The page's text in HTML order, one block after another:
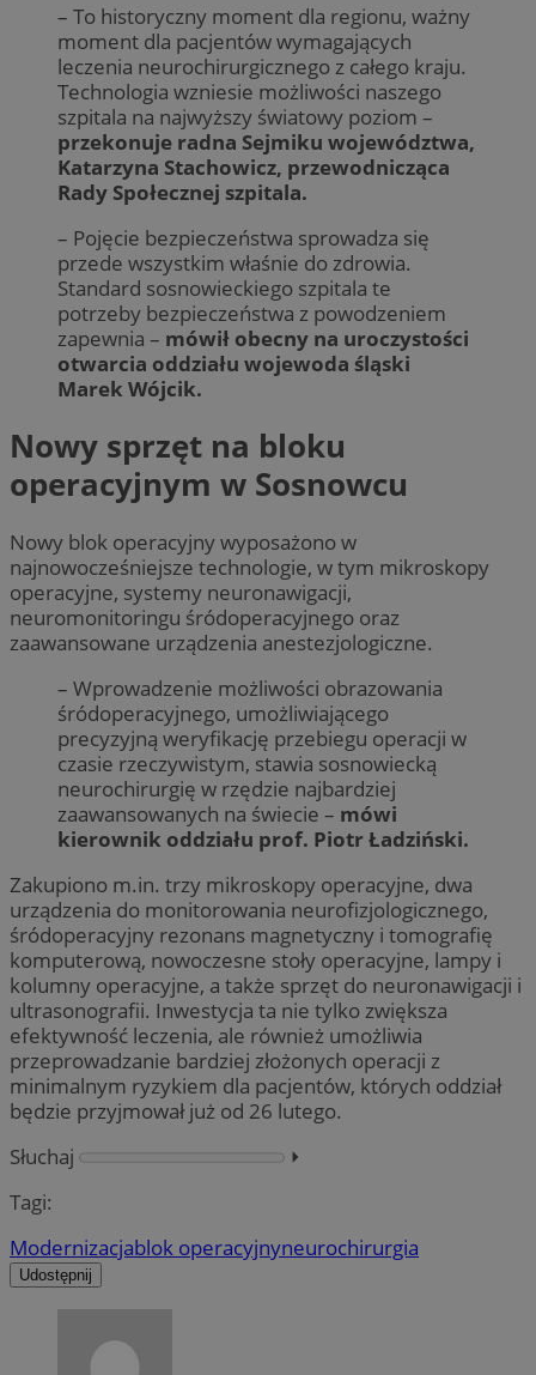
– To historyczny moment dla regionu, ważny
moment dla pacjentów wymagających
leczenia neurochirurgicznego z całego kraju.
Technologia wzniesie możliwości naszego
szpitala na najwyższy światowy poziom –
przekonuje radna Sejmiku województwa,
Katarzyna Stachowicz, przewodnicząca
Rady Społecznej szpitala.
– Pojęcie bezpieczeństwa sprowadza się
przede wszystkim właśnie do zdrowia.
Standard sosnowieckiego szpitala te
potrzeby bezpieczeństwa z powodzeniem
zapewnia – mówił obecny na uroczystości
otwarcia oddziału wojewoda śląski
Marek Wójcik.
Nowy sprzęt na bloku
operacyjnym w Sosnowcu
Nowy blok operacyjny wyposażono w
najnowocześniejsze technologie, w tym mikroskopy
operacyjne, systemy neuronawigacji,
neuromonitoringu śródoperacyjnego oraz
zaawansowane urządzenia anestezjologiczne.
– Wprowadzenie możliwości obrazowania
śródoperacyjnego, umożliwiającego
precyzyjną weryfikację przebiegu operacji w
czasie rzeczywistym, stawia sosnowiecką
neurochirurgię w rzędzie najbardziej
zaawansowanych na świecie – mówi
kierownik oddziału prof. Piotr Ładziński.
Zakupiono m.in. trzy mikroskopy operacyjne, dwa
urządzenia do monitorowania neurofizjologicznego,
śródoperacyjny rezonans magnetyczny i tomografię
komputerową, nowoczesne stoły operacyjne, lampy i
kolumny operacyjne, a także sprzęt do neuronawigacji i
ultrasonografii. Inwestycja ta nie tylko zwiększa
efektywność leczenia, ale również umożliwia
przeprowadzanie bardziej złożonych operacji z
minimalnym ryzykiem dla pacjentów, których oddział
będzie przyjmował już od 26 lutego.
Słuchaj
⏵︎
Tagi:
Modernizacjablok operacyjnyneurochirurgia
Udostępnij